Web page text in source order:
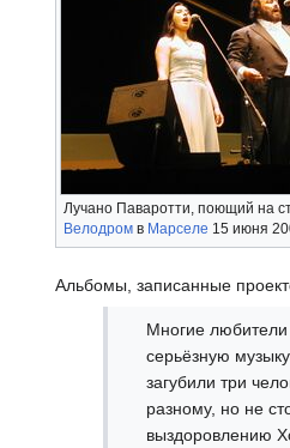
Лучано Паваротти, поющий на
Велодром в Марселе 15 июня
Альбомы, записанные
Многие любители
серьёзную
загубили три
разному, но не
выздоровлению